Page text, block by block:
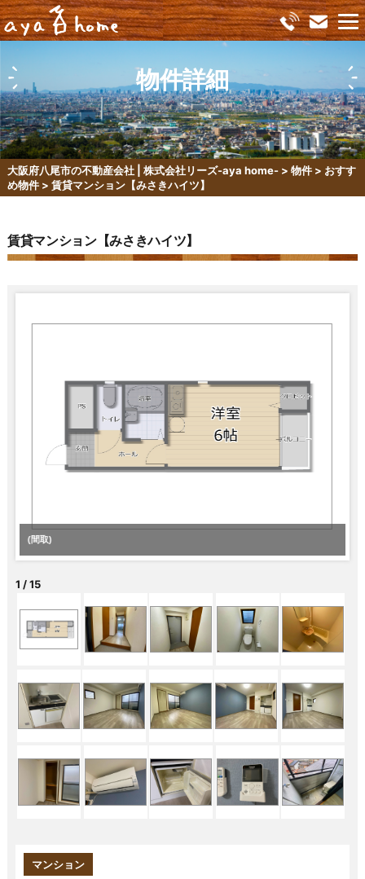
物件詳細
大阪府八尾市の不動産会社 | 株式会社リーズ-aya home-> 物件> おすす
め物件> 賃貸マンション【みさきハイツ】
賃貸マンション【みさきハイツ】
(間取)
1 /15
マンション